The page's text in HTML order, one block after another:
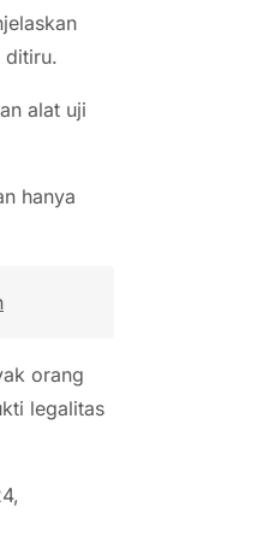
ditiru.
alat uji
hanya
orang
legalitas